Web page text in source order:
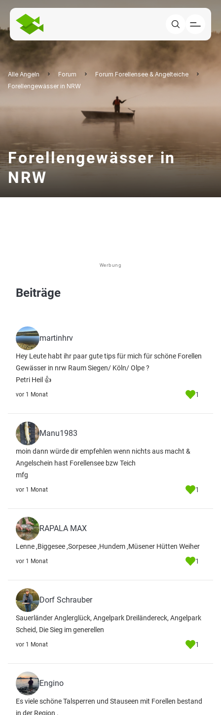
Alle Angeln Forum
Forum Forellensee & Angelteiche
Forellengewässer in NRW
Forellengewässer in
NRW
Werbung
Beiträge
martinhrv
Hey Leute habt ihr paar gute tips für mich für schöne Forellen
Gewässer in nrw Raum Siegen/ Köln/ Olpe ?
Petri Heil 👍
vor 1 Monat 1
Manu1983
moin dann würde dir empfehlen wenn nichts aus macht &
Angelschein hast Forellensee bzw Teich
mfg
vor 1 Monat 1
RAPALA MAX
Lenne ,Biggesee ,Sorpesee ,Hundem ,Müsener Hütten Weiher
vor 1 Monat 1
Dorf Schrauber
Sauerländer Anglerglück, Angelpark Dreiländereck, Angelpark
Scheid, Die Sieg im generellen
vor 1 Monat 1
Engino
Es viele schöne Talsperren und Stauseen mit Forellen bestand
in der Region .